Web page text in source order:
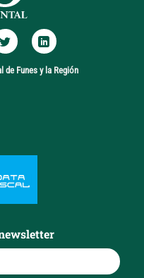
de Funes y la Región